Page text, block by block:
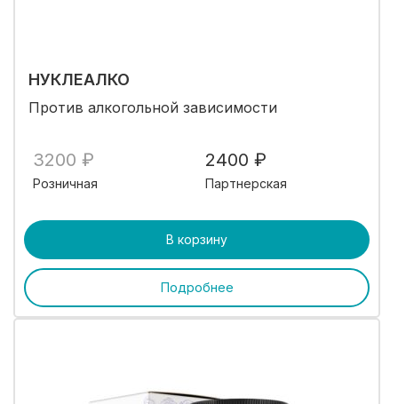
НУКЛЕАЛКО
Против алкогольной зависимости
3200 ₽
Розничная
2400 ₽
Партнерская
В корзину
Подробнее